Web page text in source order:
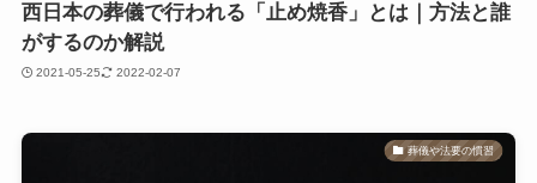
西日本の葬儀で行われる「止め焼香」とは｜方法と誰
がするのか解説
2021-05-25 2022-02-07
葬儀や法要の慣習